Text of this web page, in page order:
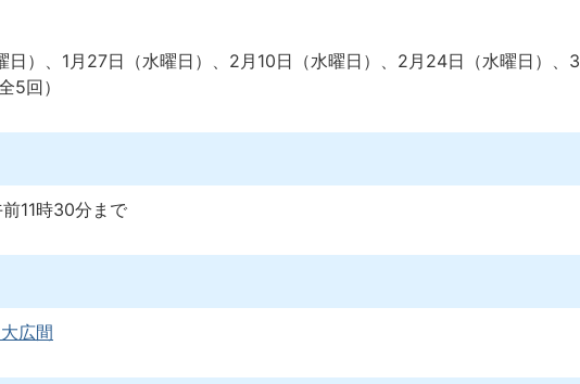
日）、1月27日（水曜日）、2月10日（水曜日）、2月24日（水曜日）、3
5回）
11時30分まで
広間